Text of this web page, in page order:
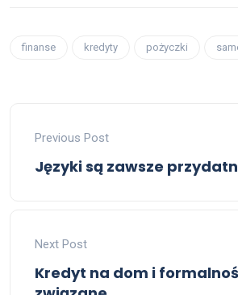
finanse kredyty pożyczki
Previous Post
Języki są zawsze
Next Post
Kredyt na dom i